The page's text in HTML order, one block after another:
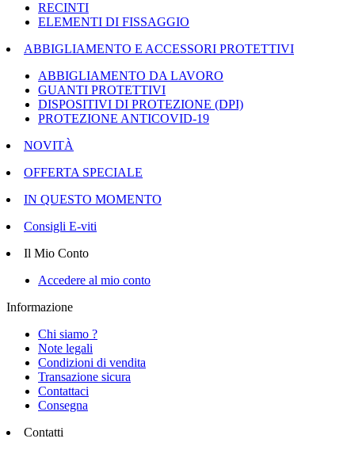
RECINTI
ELEMENTI DI FISSAGGIO
ABBIGLIAMENTO E ACCESSORI PROTETTIVI
ABBIGLIAMENTO DA LAVORO
GUANTI PROTETTIVI
DISPOSITIVI DI PROTEZIONE (DPI)
PROTEZIONE ANTICOVID-19
NOVITÀ
OFFERTA SPECIALE
IN QUESTO MOMENTO
Consigli E-viti
Il Mio Conto
Accedere al mio conto
Informazione
Chi siamo ?
Note legali
Condizioni di vendita
Transazione sicura
Contattaci
Consegna
Contatti